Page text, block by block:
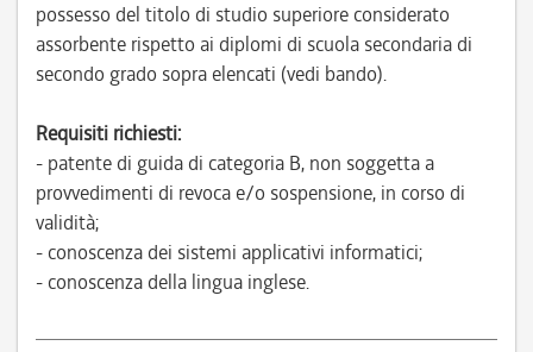
possesso del titolo di studio superiore considerato
assorbente rispetto ai diplomi di scuola secondaria di
secondo grado sopra elencati (vedi bando).
Requisiti richiesti:
- patente di guida di categoria B, non soggetta a
provvedimenti di revoca e/o sospensione, in corso di
validità;
- conoscenza dei sistemi applicativi informatici;
- conoscenza della lingua inglese.